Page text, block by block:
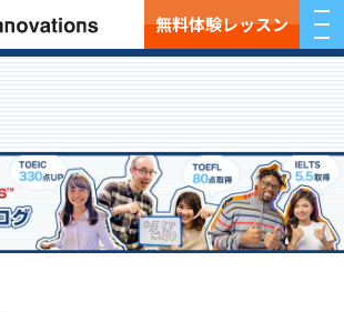
無料体験レッスン